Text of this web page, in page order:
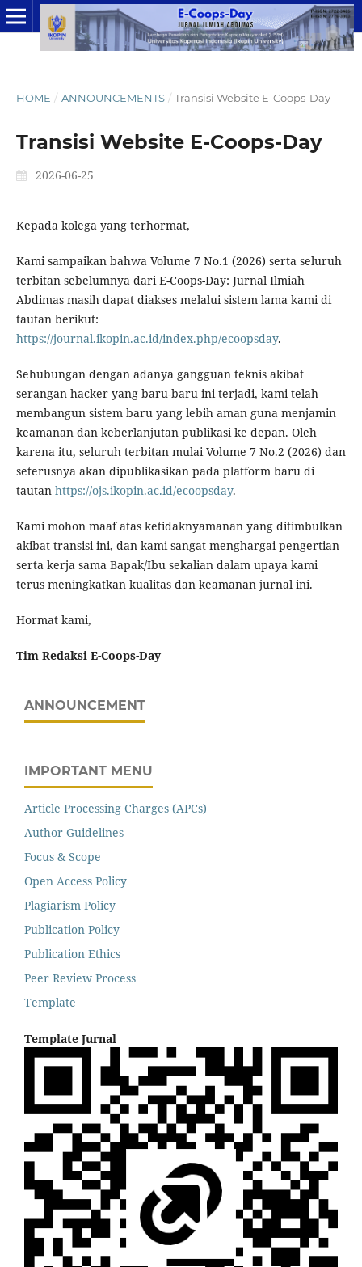
HOME / ANNOUNCEMENTS / Transisi Website E-Coops-Day
Transisi Website E-Coops-Day
2026-06-25
Kepada kolega yang terhormat,
Kami sampaikan bahwa Volume 7 No.1 (2026) serta seluruh
terbitan sebelumnya dari E-Coops-Day: Jurnal Ilmiah
Abdimas masih dapat diakses melalui sistem lama kami di
tautan berikut:
https://journal.ikopin.ac.id/index.php/ecoopsday.
Sehubungan dengan adanya gangguan teknis akibat
serangan hacker yang baru-baru ini terjadi, kami telah
membangun sistem baru yang lebih aman guna menjamin
keamanan dan keberlanjutan publikasi ke depan. Oleh
karena itu, seluruh terbitan mulai Volume 7 No.2 (2026) dan
seterusnya akan dipublikasikan pada platform baru di
tautan https://ojs.ikopin.ac.id/ecoopsday.
Kami mohon maaf atas ketidaknyamanan yang ditimbulkan
akibat transisi ini, dan kami sangat menghargai pengertian
serta kerja sama Bapak/Ibu sekalian dalam upaya kami
terus meningkatkan kualitas dan keamanan jurnal ini.
Hormat kami,
Tim Redaksi E-Coops-Day
ANNOUNCEMENT
IMPORTANT MENU
Article Processing Charges (APCs)
Author Guidelines
Focus & Scope
Open Access Policy
Plagiarism Policy
Publication Policy
Publication Ethics
Peer Review Process
Template
Template Jurnal